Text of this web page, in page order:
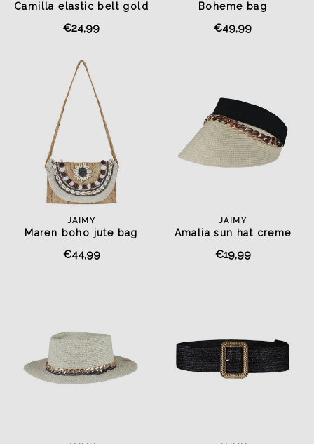
Camilla elastic belt gold
€24,99
Boheme bag
€49,99
JAIMY
Maren boho jute bag
€44,99
JAIMY
Amalia sun hat creme
€19,99